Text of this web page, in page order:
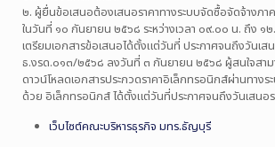
๒. ผู้ยื่นข้อเสนอต้องเสนอราคาทางระบบจัดซื้อจัดจ้างภ
ในวันที่ ๑๐ กันยายน ๒๕๖๘ ระหว่างเวลา ๐๙.๐๐ น. ถึง ๑
เตรียมเอกสารข้อเสนอได้ตั้งแต่วันที่ ประกาศจนถึงวันเส
ธ.งรด.๐๑๓/๒๕๖๘ ลงวันที่ ๓ กันยายน ๒๕๖๘ ผู้สนใจสาม
ดาวน์โหลดเอกสารประกวดราคาอิเล็กทรอนิกส์ผ่านทาง
ด้วย อิเล็กทรอนิกส์ ได้ตั้งแต่วันที่ประกาศจนถึงวันเสนอร
เว็บไซต์คณะบริหารธุรกิจ มทร.ธัญบุรี